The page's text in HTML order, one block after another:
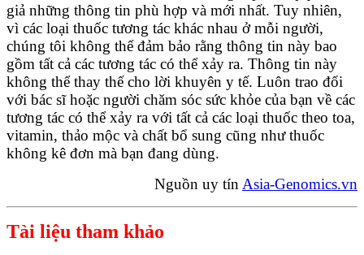
giả những thông tin phù hợp và mới nhất. Tuy nhiên,
vì các loại thuốc tương tác khác nhau ở mỗi người,
chúng tôi không thể đảm bảo rằng thông tin này bao
gồm tất cả các tương tác có thể xảy ra. Thông tin này
không thể thay thế cho lời khuyên y tế. Luôn trao đổi
với bác sĩ hoặc người chăm sóc sức khỏe của bạn về các
tương tác có thể xảy ra với tất cả các loại thuốc theo toa,
vitamin, thảo mộc và chất bổ sung cũng như thuốc
không kê đơn mà bạn đang dùng.
Nguồn uy tín Asia-Genomics.vn
Tài liệu tham khảo